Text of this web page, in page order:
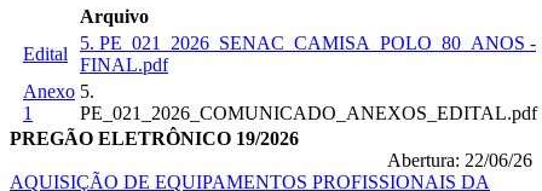
Arquivo
Edital
5. PE_021_2026_SENAC_CAMISA_POLO_80_ANOS -
FINAL.pdf
Anexo
1
5.
PE_021_2026_COMUNICADO_ANEXOS_EDITAL.pdf
PREGÃO ELETRÔNICO 19/2026
Abertura: 22/06/26
AQUISIÇÃO DE EQUIPAMENTOS PROFISSIONAIS DA